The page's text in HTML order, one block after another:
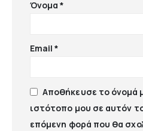
Όνομα*
Email*
Αποθήκευσε το όνομά
ιστότοπο μου σε αυτόν
επόμενη φορά που θα